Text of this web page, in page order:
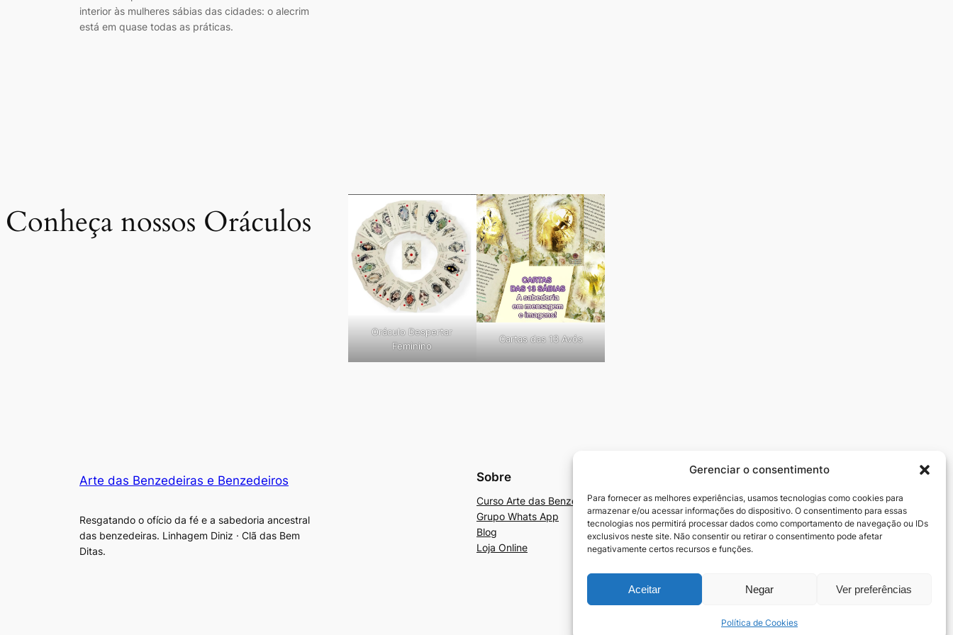
Gerenciar o consentimento
Para fornecer as melhores experiências, usamos tecnologias como cookies para
armazenar e/ou acessar informações do dispositivo. O consentimento para essas
tecnologias nos permitirá processar dados como comportamento de navegação ou IDs
exclusivos neste site. Não consentir ou retirar o consentimento pode afetar
negativamente certos recursos e funções.
Aceitar Negar Ver preferências
Política de Cookies
interior às mulheres sábias das cidades: o alecrim
está em quase todas as práticas.
Conheça nossos Oráculos
Oráculo Despertar
Feminino
Cartas das 13 Avós
Arte das Benzedeiras e Benzedeiros
Resgatando o ofício da fé e a sabedoria ancestral
das benzedeiras. Linhagem Diniz · Clã das Bem
Ditas.
Sobre
Curso Arte das Benzedeiras e Benzedeiros
Grupo Whats App
Blog
Loja Online
Redes sociais
Facebook
Instagram